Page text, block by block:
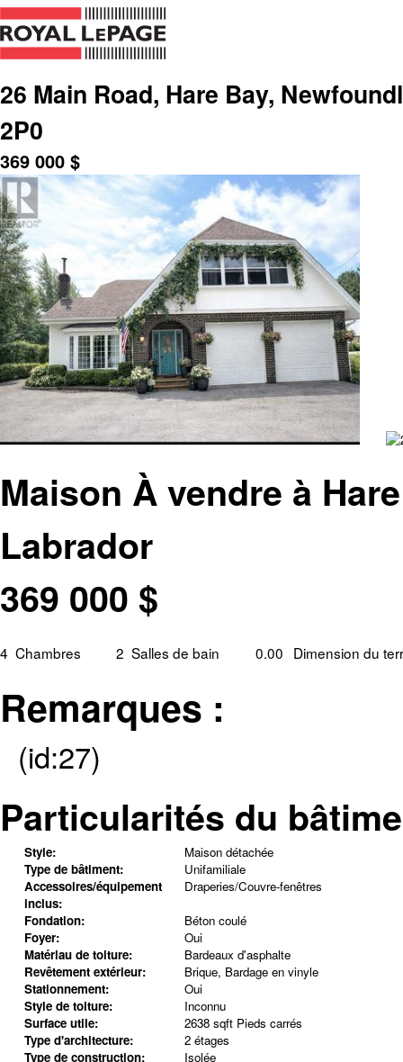
26 Main Road, Hare Bay,
2P0
369 000 $
Maison À vendre à
Labrador
369 000 $
4 Chambres 2 Salles de bain 0.00 Dimension du
Remarques :
(id:27)
Particularités du
Style:
Maison détachée
Type de bâtiment:
Unifamiliale
Accessoires/équipement
inclus:
Draperies/Couvre-fenêtres
Fondation:
Béton coulé
Foyer:
Oui
Matériau de toiture:
Bardeaux d'asphalte
Revêtement extérieur:
Brique, Bardage en vinyle
Stationnement:
Oui
Style de toiture:
Inconnu
Surface utile:
2638 sqft Pieds carrés
Type d'architecture:
2 étages
Type de construction:
Isolée